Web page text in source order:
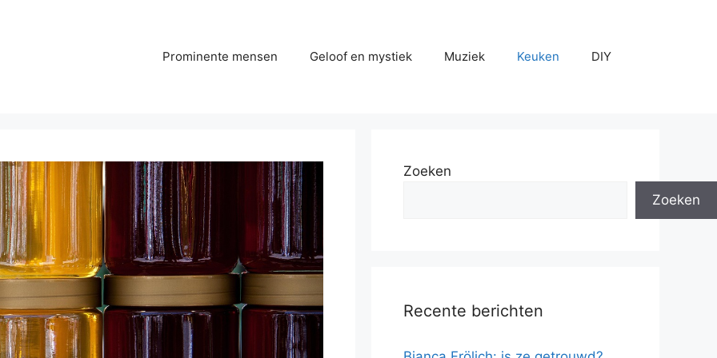
Prominente mensen Geloof en mystiek Muziek Keuken DIY
Zoeken
Zoeken
Recente berichten